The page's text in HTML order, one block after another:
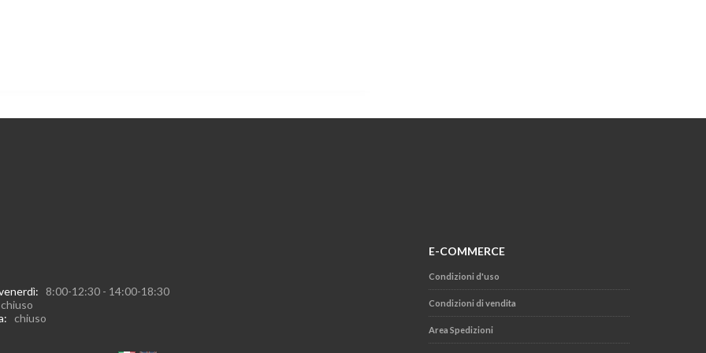
8:00-12:30 - 14:00-18:30
chiuso
chiuso
E-COMMERCE
Condizioni d'uso
Condizioni di vendita
Area Spedizioni